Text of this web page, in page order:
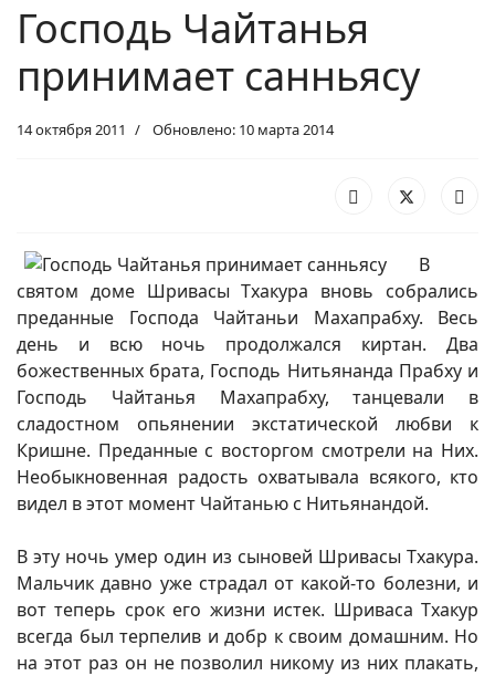
Господь Чайтанья
принимает санньясу
14 октября 2011 Обновлено: 10 марта 2014
В
святом доме Шривасы Тхакура вновь собрались
преданные Господа Чайтаньи Махапрабху. Весь
день и всю ночь продолжался киртан. Два
божественных брата, Господь Нитьянанда Прабху и
Господь Чайтанья Махапрабху, танцевали в
сладостном опьянении экстатической любви к
Кришне. Преданные с восторгом смотрели на Них.
Необыкновенная радость охватывала всякого, кто
видел в этот момент Чайтанью с Нитьянандой.
В эту ночь умер один из сыновей Шривасы Тхакура.
Мальчик давно уже страдал от какой-то болезни, и
вот теперь срок его жизни истек. Шриваса Тхакур
всегда был терпелив и добр к своим домашним. Но
на этот раз он не позволил никому из них плакать,